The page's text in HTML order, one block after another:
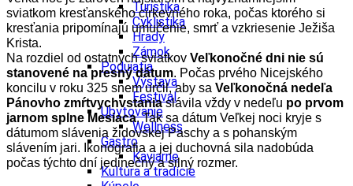
Turistika
Cyklistika
Hrady
Zámok
Podujatia
Výstava
Festival
Ubytovanie
Wellness
Gastro
Kaviarne
Kultúra a tradície
sviatkom kresťanského cirkevného roka, počas ktorého si
kresťania pripomínajú umučenie, smrť a vzkriesenie Ježiša
Krista.
Na rozdiel od ostatných sviatkov Veľkonočné dni nie sú
stanovené na presný dátum. Počas prvého Nicejského
koncilu v roku 325 snem určil, aby sa Veľkonočná nedeľa
Pánovho zmŕtvychvstaniaslávila vždy v nedeľu po prvom
jarnom splne Mesiaca. Tak sa dátum Veľkej noci kryje s
dátumom slávenia židovskej Paschy a s pohanským
slávením jari. Ikonografia a jej duchovná sila nadobúda
počas týchto dní jedinečný a silný rozmer.